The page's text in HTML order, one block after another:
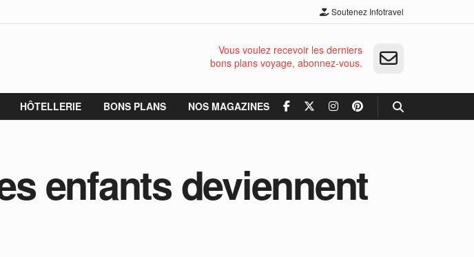
Soutenez Infotravel
Vous voulez recevoir les derniers
bons plans voyage, abonnez-vous.
HÔTELLERIE BONS PLANS NOS MAGAZINES
enfants deviennent